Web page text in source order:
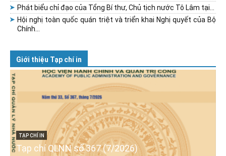
Phát biểu chỉ đạo của Tổng Bí thư, Chủ tịch nước Tô Lâm tại...
Hội nghị toàn quốc quán triệt và triển khai Nghị quyết của Bộ
Chính...
Giới thiệu Tạp chí in
TẠP CHÍ IN
Tạp chí QLNN số 367 (7/2026)